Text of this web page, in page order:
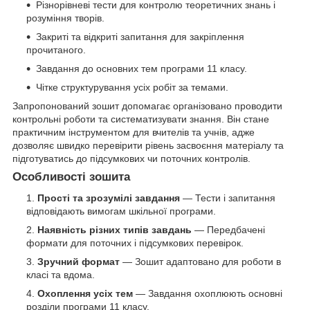
Різнорівневі тести для контролю теоретичних знань і
розуміння творів.
Закриті та відкриті запитання для закріплення
прочитаного.
Завдання до основних тем програми 11 класу.
Чітке структурування усіх робіт за темами.
Запропонований зошит допомагає організовано проводити
контрольні роботи та систематизувати знання. Він стане
практичним інструментом для вчителів та учнів, адже
дозволяє швидко перевірити рівень засвоєння матеріалу та
підготуватись до підсумкових чи поточних контролів.
Особливості зошита
Прості та зрозумілі завдання — Тести і запитання
відповідають вимогам шкільної програми.
Наявність різних типів завдань — Передбачені
формати для поточних і підсумкових перевірок.
Зручний формат — Зошит адаптовано для роботи в
класі та вдома.
Охоплення усіх тем — Завдання охоплюють основні
розділи програми 11 класу.